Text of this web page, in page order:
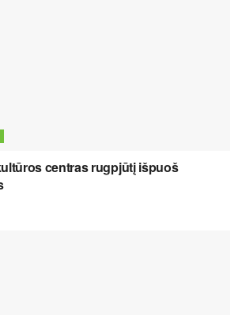
centras rugpjūtį išpuoš